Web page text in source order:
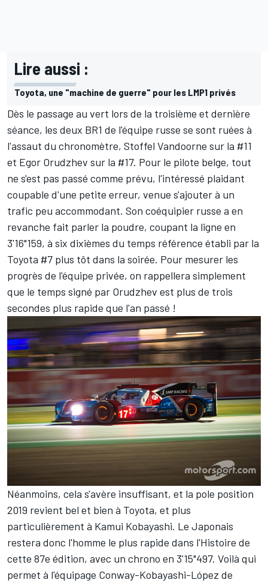
Lire aussi :
Toyota, une "machine de guerre" pour les LMP1 privés
Dès le passage au vert lors de la troisième et dernière
séance, les deux BR1 de l'équipe russe se sont ruées à
l'assaut du chronomètre, Stoffel Vandoorne sur la #11
et Egor Orudzhev sur la #17. Pour le pilote belge, tout
ne s'est pas passé comme prévu, l'intéressé plaidant
coupable d'une petite erreur, venue s'ajouter à un
trafic peu accommodant. Son coéquipier russe a en
revanche fait parler la poudre, coupant la ligne en
3'16"159, à six dixièmes du temps référence établi par la
Toyota #7 plus tôt dans la soirée. Pour mesurer les
progrès de l'équipe privée, on rappellera simplement
que le temps signé par Orudzhev est plus de trois
secondes plus rapide que l'an passé !
Néanmoins, cela s'avère insuffisant, et la pole position
2019 revient bel et bien à Toyota, et plus
particulièrement à Kamui Kobayashi. Le Japonais
restera donc l'homme le plus rapide dans l'Histoire de
cette 87e édition, avec un chrono en 3'15"497. Voilà qui
permet à l'équipage Conway-Kobayashi-López de